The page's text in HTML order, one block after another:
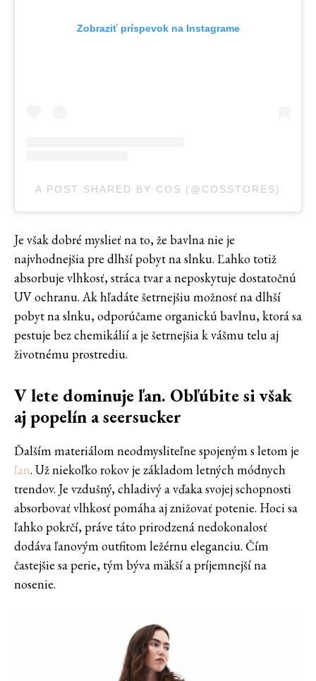
Zobraziť príspevok na Instagrame
A POST SHARED BY COS (@COSSTORES)
Je však dobré myslieť na to, že bavlna nie je
najvhodnejšia pre dlhší pobyt na slnku. Ľahko totiž
absorbuje vlhkosť, stráca tvar a neposkytuje dostatočnú
UV ochranu. Ak hľadáte šetrnejšiu možnosť na dlhší
pobyt na slnku, odporúčame organickú bavlnu, ktorá sa
pestuje bez chemikálií a je šetrnejšia k vášmu telu aj
životnému prostrediu.
V lete dominuje ľan. Obľúbite si však
aj popelín a seersucker
Ďalším materiálom neodmysliteľne spojeným s letom je
ľan. Už niekoľko rokov je základom letných módnych
trendov. Je vzdušný, chladivý a vďaka svojej schopnosti
absorbovať vlhkosť pomáha aj znižovať potenie. Hoci sa
ľahko pokrčí, práve táto prirodzená nedokonalosť
dodáva ľanovým outfitom ležérnu eleganciu. Čím
častejšie sa perie, tým býva mäkší a príjemnejší na
nosenie.